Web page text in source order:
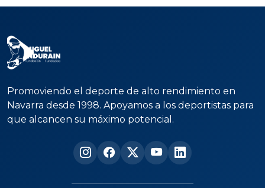
Promoviendo el deporte de alto rendimiento en
Navarra desde 1998. Apoyamos a los deportistas para
que alcancen su máximo potencial.